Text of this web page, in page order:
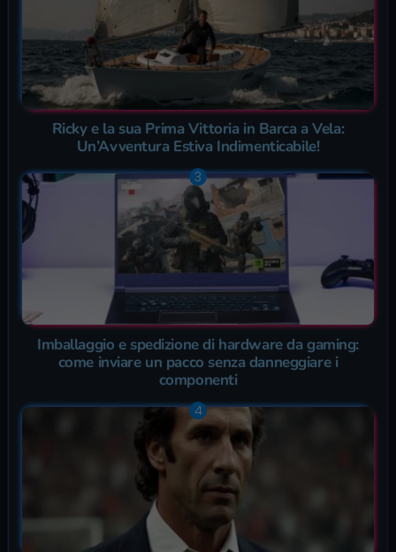
Ricky e la sua Prima Vittoria in Barca a Vela:
Un’Avventura Estiva Indimenticabile!
Imballaggio e spedizione di hardware da gaming:
come inviare un pacco senza danneggiare i
componenti